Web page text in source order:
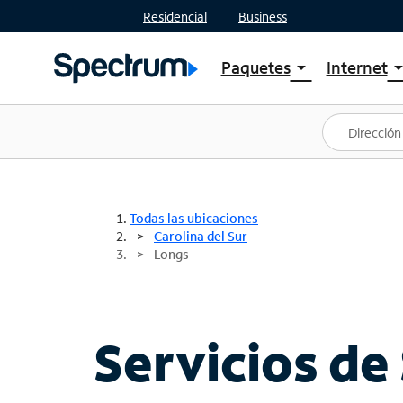
Residencial Business
Paquetesarrow_drop_down
Ver paquetes
Spectrum One
Mejores ofertas
Internetarrow_drop_down
Planes
Todas las ubicaciones
Carolina del Sur
Longs
Servicios